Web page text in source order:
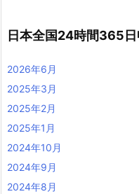
日本全国24時間365日
2026年6月
2025年3月
2025年2月
2025年1月
2024年10月
2024年9月
2024年8月